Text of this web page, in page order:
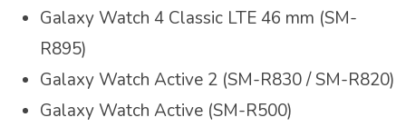
Galaxy Watch 4 Classic LTE 46 mm (SM-
R895)
Galaxy Watch Active 2 (SM-R830 / SM-R820)
Galaxy Watch Active (SM-R500)